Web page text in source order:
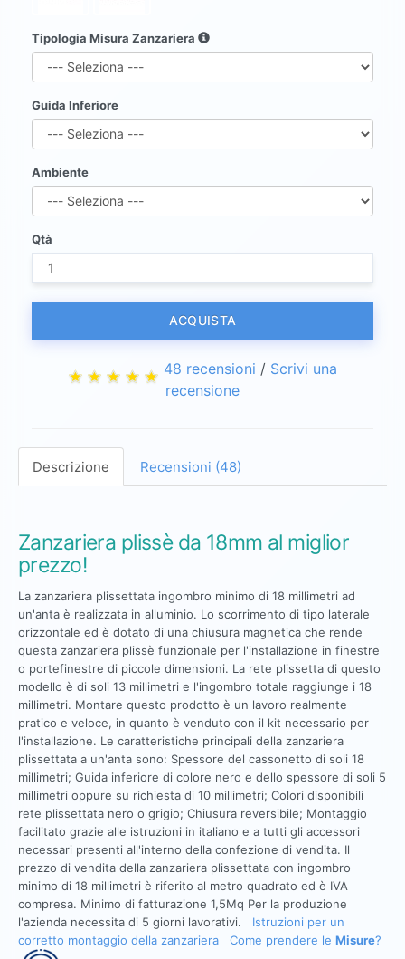
Tipologia Misura Zanzariera
Guida Inferiore
Ambiente
Qtà
ACQUISTA
48 recensioni / Scrivi una
recensione
Descrizione Recensioni (48)
Zanzariera plissè da 18mm al miglior
prezzo!
La zanzariera plissettata ingombro minimo di 18 millimetri ad
un'anta è realizzata in alluminio. Lo scorrimento di tipo laterale
orizzontale ed è dotato di una chiusura magnetica che rende
questa zanzariera plissè funzionale per l'installazione in finestre
o portefinestre di piccole dimensioni. La rete plissetta di questo
modello è di soli 13 millimetri e l'ingombro totale raggiunge i 18
millimetri. Montare questo prodotto è un lavoro realmente
pratico e veloce, in quanto è venduto con il kit necessario per
l'installazione. Le caratteristiche principali della zanzariera
plissettata a un'anta sono: Spessore del cassonetto di soli 18
millimetri; Guida inferiore di colore nero e dello spessore di soli 5
millimetri oppure su richiesta di 10 millimetri; Colori disponibili
rete plissettata nero o grigio; Chiusura reversibile; Montaggio
facilitato grazie alle istruzioni in italiano e a tutti gli accessori
necessari presenti all'interno della confezione di vendita. Il
prezzo di vendita della zanzariera plissettata con ingombro
minimo di 18 millimetri è riferito al metro quadrato ed è IVA
compresa. Minimo di fatturazione 1,5Mq Per la produzione
l'azienda necessita di 5 giorni lavorativi. Istruzioni per un
corretto montaggio della zanzariera
Come prendere le Misure?